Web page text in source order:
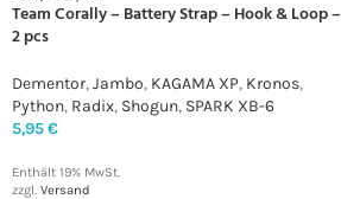
Team Corally – Battery Strap – Hook & Loop –
2 pcs
Dementor,Jambo, KAGAMA XP, Kronos,
Python, Radix, Shogun, SPARK XB-6
5,95€
Enthält 19% MwSt.
zzgl. Versand